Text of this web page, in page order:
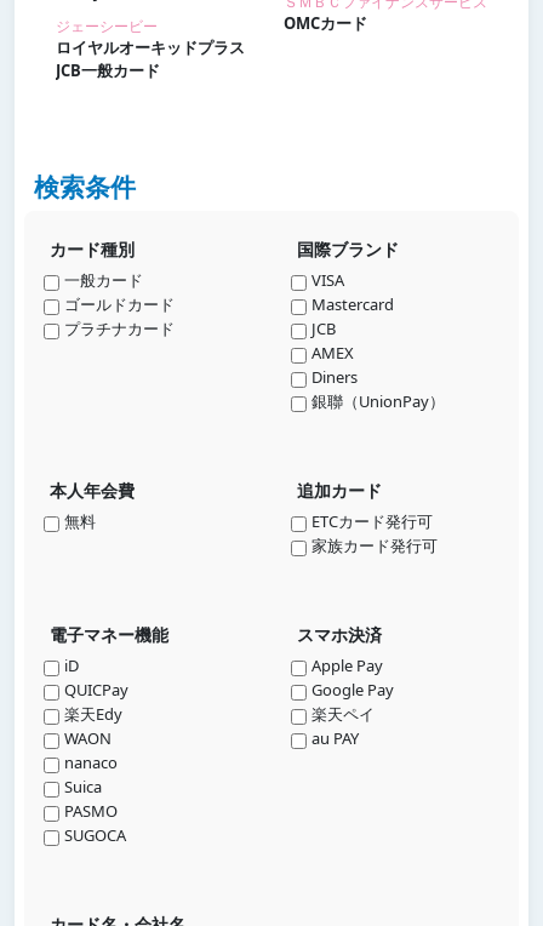
ジェーシービー
ロイヤルオーキッドプラス
JCB一般カード
OMCカード
検索条件
カード種別
一般カード
ゴールドカード
プラチナカード
国際ブランド
VISA
Mastercard
JCB
AMEX
Diners
銀聯（UnionPay）
本人年会費
無料
追加カード
ETCカード発行可
家族カード発行可
電子マネー機能
iD
QUICPay
楽天Edy
WAON
nanaco
Suica
PASMO
SUGOCA
スマホ決済
Apple Pay
Google Pay
楽天ペイ
au PAY